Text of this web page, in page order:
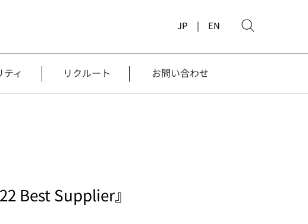
JP | EN
ィ リクルート お問い合わせ
Best Supplier』